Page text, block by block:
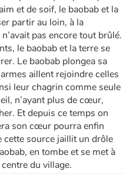
et de soif, le baobab et la
partir au loin, à la
pas encore tout brûlé.
le baobab et la terre se
Le baobab plongea sa
aillent rejoindre celles
leur chagrin comme seule
n’ayant plus de cœur,
Et depuis ce temps on
son cœur pourra enfin
cette source jaillit un drôle
en tombe et se met à
du village.